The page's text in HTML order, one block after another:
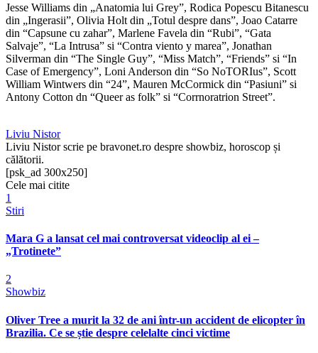
Jesse Williams din „Anatomia lui Grey”, Rodica Popescu Bitanescu
din „Ingerasii”, Olivia Holt din „Totul despre dans”, Joao Catarre
din “Capsune cu zahar”, Marlene Favela din “Rubi”, “Gata
Salvaje”, “La Intrusa” si “Contra viento y marea”, Jonathan
Silverman din “The Single Guy”, “Miss Match”, “Friends” si “In
Case of Emergency”, Loni Anderson din “So NoTORIus”, Scott
William Wintwers din “24”, Mauren McCormick din “Pasiuni” si
Antony Cotton dn “Queer as folk” si “Corrnoratrion Street”.
Liviu Nistor
Liviu Nistor scrie pe bravonet.ro despre showbiz, horoscop și
călătorii.
[psk_ad 300x250]
Cele mai citite
1
Stiri
Mara G a lansat cel mai controversat videoclip al ei –
„Trotinete”
2
Showbiz
Oliver Tree a murit la 32 de ani într-un accident de elicopter în
Brazilia. Ce se știe despre celelalte cinci victime